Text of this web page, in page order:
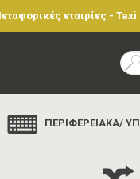
εταιρίες - Taxi
ΠΕΡΙΦΕΡΕΙΑΚΑ/